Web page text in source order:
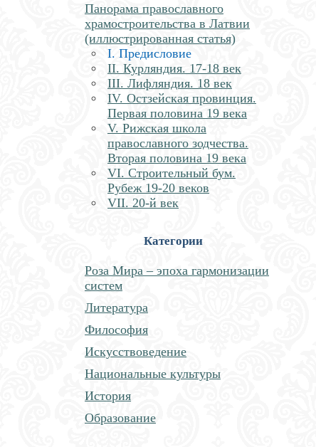
Панорама православного
храмостроительства в Латвии
(иллюстрированная статья)
I. Предисловие
II. Курляндия. 17-18 век
III. Лифляндия. 18 век
IV. Остзейская провинция.
Первая половина 19 века
V. Рижская школа
православного зодчества.
Вторая половина 19 века
VI. Строительный бум.
Рубеж 19-20 веков
VII. 20-й век
Категории
Роза Мира – эпоха гармонизации
систем
Литература
Философия
Искусствоведение
Национальные культуры
История
Образование